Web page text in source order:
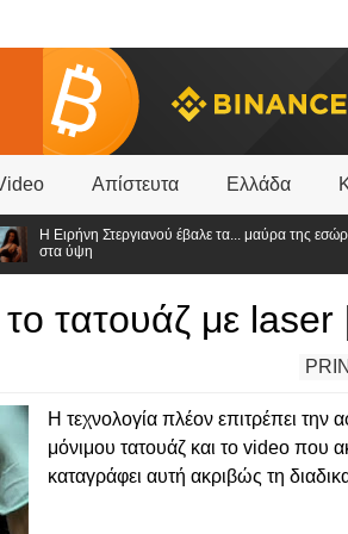
Απίστευτα Ελλάδα
Η Ειρήνη Στεργιανού έβαλε τα... μαύρα της
στα ύψη
το τατουάζ με
Η τεχνολογία πλέον επιτρέπει την
μόνιμου τατουάζ και το video που
καταγράφει αυτή ακριβώς τη